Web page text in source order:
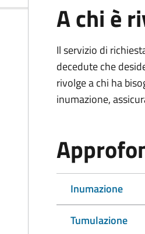
A chi è
Il servizio di
decedute che
rivolge a chi ha
inumazione,
Inumazione
Tumulazione